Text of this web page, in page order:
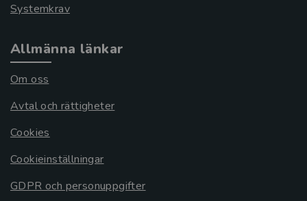
Systemkrav
Allmänna länkar
Om oss
Avtal och rättigheter
Cookies
Cookieinställningar
GDPR och personuppgifter